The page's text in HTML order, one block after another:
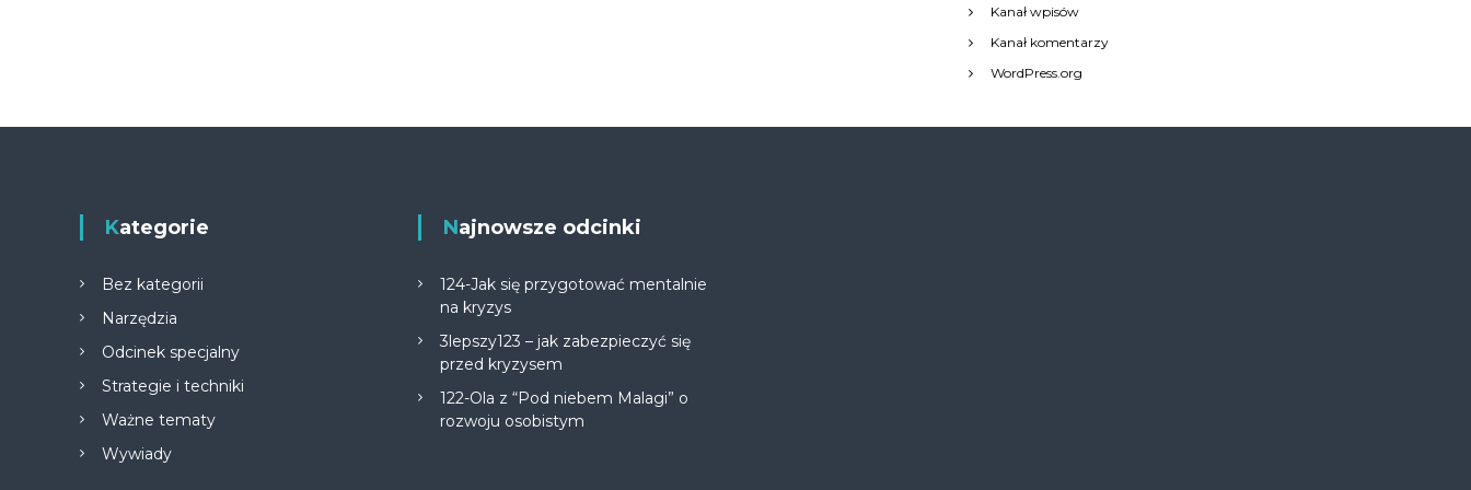
Kanał wpisów
Kanał komentarzy
WordPress.org
Kategorie
Bez kategorii
Narzędzia
Odcinek specjalny
Strategie i techniki
Ważne tematy
Wywiady
Najnowsze odcinki
124-Jak się przygotować mentalnie
na kryzys
3lepszy123 – jak zabezpieczyć się
przed kryzysem
122-Ola z “Pod niebem Malagi” o
rozwoju osobistym